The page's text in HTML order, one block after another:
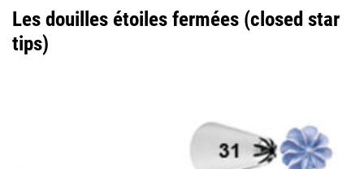
Les douilles étoiles fermées (closed star
tips)